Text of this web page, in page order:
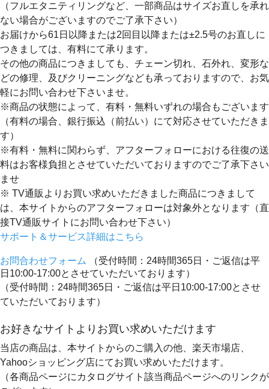
（フルエタニティリングなど、一部商品はサイズお直しを承れ
ない場合がございますのでご了承下さい）
お届けから61日以降または2回目以降または±2.5号のお直しに
つきましては、有料にて承ります。
その他の商品につきましても、チェーン切れ、石外れ、変形な
どの修理、及びクリーニングなども承っておりますので、お気
軽にお問い合わせ下さいませ。
※商品の状態によって、有料・無料いずれの場合もございます
（有料の場合、銀行振込（前払い）にて対応させていただきま
す）
※有料・無料に関わらず、アフターフォローにおける往復の送
料はお客様負担とさせていただいておりますのでご了承下さい
ませ
※ TV通販よりお買い求めいただきました商品につきまして
は、本サイトからのアフターフォローは対象外となります（直
接TV通販サイトにお問い合わせ下さい）
サポート＆サービス詳細はこちら
お問合わせフォーム
（受付時間：24時間365日・ご返信は平
日10:00-17:00とさせていただいております）
（受付時間：24時間365日・ご返信は平日10:00-17:00とさせ
ていただいております）
お好きなサイトよりお買い求めいただけます
当店の商品は、本サイトからのご購入の他、楽天市場店、
Yahooショッピング店にてお買い求めいただけます。
（各商品ページにカタログサイト該当商品ページへのリンクが